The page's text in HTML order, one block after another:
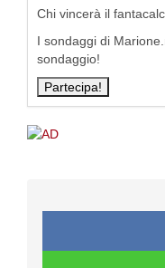
Chi vincerà il
I sondaggi di
sondaggio!